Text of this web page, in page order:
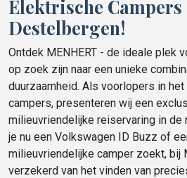
Elektrische
Destelbergen!
Ontdek MENHERT - de ideale plek
op zoek zijn naar een unieke
duurzaamheid. Als voorlopers in
campers, presenteren wij een
milieuvriendelijke reiservaring in de
je nu een Volkswagen ID Buzz of
milieuvriendelijke camper zoekt, bij
verzekerd van het vinden van